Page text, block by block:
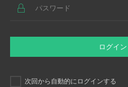
ログイン
次回から自動的にログインする